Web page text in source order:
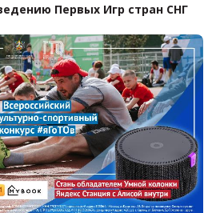
Первых Игр стран СНГ